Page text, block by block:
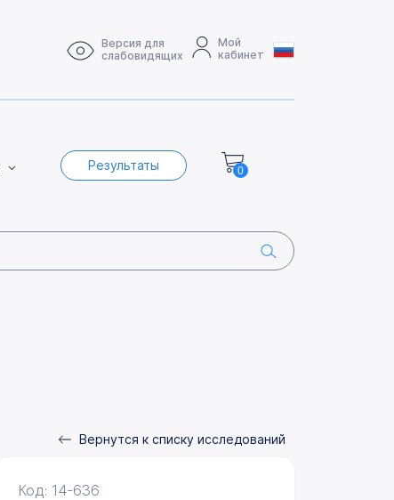
Версия для
слабовидящих
Мой
кабинет
Результаты 0
Вернутся к списку исследований
Код: 14-636